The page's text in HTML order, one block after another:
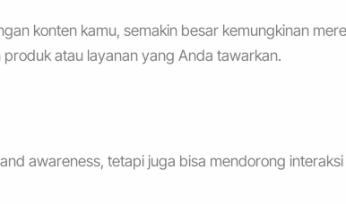
konten kamu, semakin besar kemungkinan
atau layanan yang Anda tawarkan.
awareness, tetapi juga bisa mendorong interaksi